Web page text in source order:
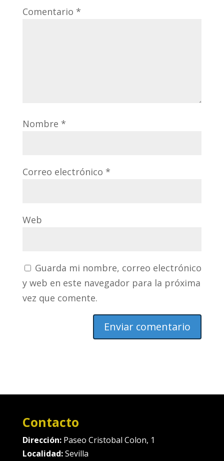
Comentario *
Nombre *
Correo electrónico *
Web
Guarda mi nombre, correo electrónico
y web en este navegador para la próxima
vez que comente.
Contacto
Dirección: Paseo Cristobal Colon, 1
Localidad:Sevilla